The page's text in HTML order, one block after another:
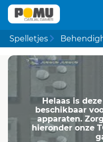
Spelletjes
Helaas is
beschikbaar
apparaten.
hieronder onze